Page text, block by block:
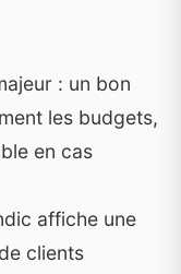
: un bon
les budgets,
en cas
affiche une
clients